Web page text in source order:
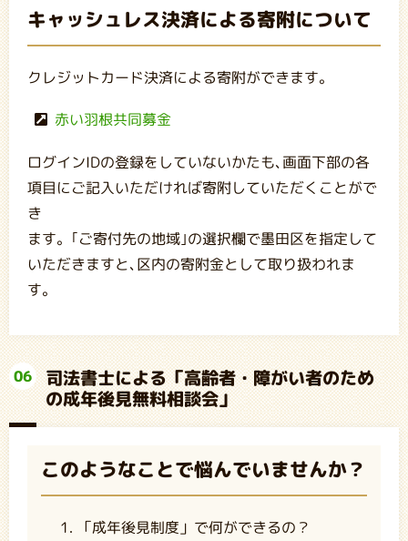
キャッシュレス決済による寄附について
クレジットカード決済による寄附ができます。
赤い羽根共同募金
ログインIDの登録をしていないかたも､画面下部の各
項目にご記入いただければ寄附していただくことがで
き
ます。｢ご寄付先の地域｣の選択欄で墨田区を指定して
いただきますと､区内の寄附金として取り扱われま
す。
06
司法書士による「高齢者・障がい者のため
の成年後見無料相談会」
このようなことで悩んでいませんか？
「成年後見制度」で何ができるの？